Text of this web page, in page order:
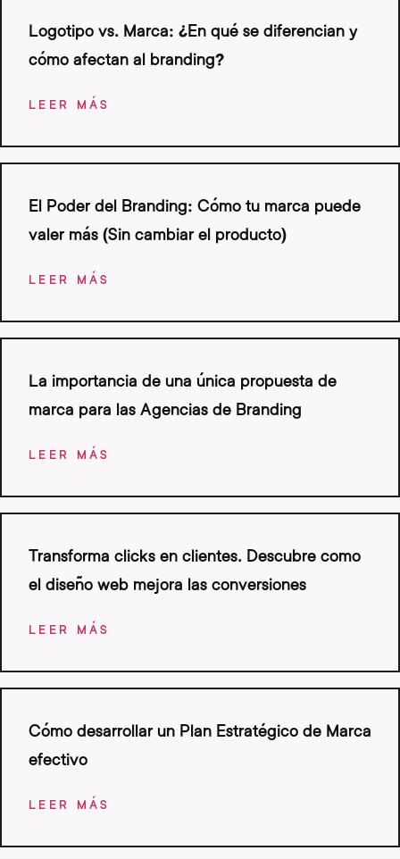
Logotipo vs. Marca: ¿En qué se diferencian y
cómo afectan al branding?
LEER MÁS
El Poder del Branding: Cómo tu marca puede
valer más (Sin cambiar el producto)
LEER MÁS
La importancia de una única propuesta de
marca para las Agencias de Branding
LEER MÁS
Transforma clicks en clientes. Descubre como
el diseño web mejora las conversiones
LEER MÁS
Cómo desarrollar un Plan Estratégico de Marca
efectivo
LEER MÁS